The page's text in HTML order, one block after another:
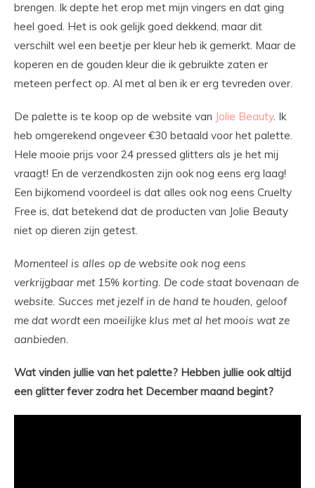
brengen. Ik depte het erop met mijn vingers en dat ging
heel goed. Het is ook gelijk goed dekkend, maar dit
verschilt wel een beetje per kleur heb ik gemerkt. Maar de
koperen en de gouden kleur die ik gebruikte zaten er
meteen perfect op. Al met al ben ik er erg tevreden over.
De palette is te koop op de website van Jolie Beauty. Ik
heb omgerekend ongeveer €30 betaald voor het palette.
Hele mooie prijs voor 24 pressed glitters als je het mij
vraagt! En de verzendkosten zijn ook nog eens erg laag!
Een bijkomend voordeel is dat alles ook nog eens Cruelty
Free is, dat betekend dat de producten van Jolie Beauty
niet op dieren zijn getest.
Momenteel is alles op de website ook nog eens
verkrijgbaar met 15% korting. De code staat bovenaan de
website. Succes met jezelf in de hand te houden, geloof
me dat wordt een moeilijke klus met al het moois wat ze
aanbieden.
Wat vinden jullie van het palette? Hebben jullie ook altijd
een glitter fever zodra het December maand begint?